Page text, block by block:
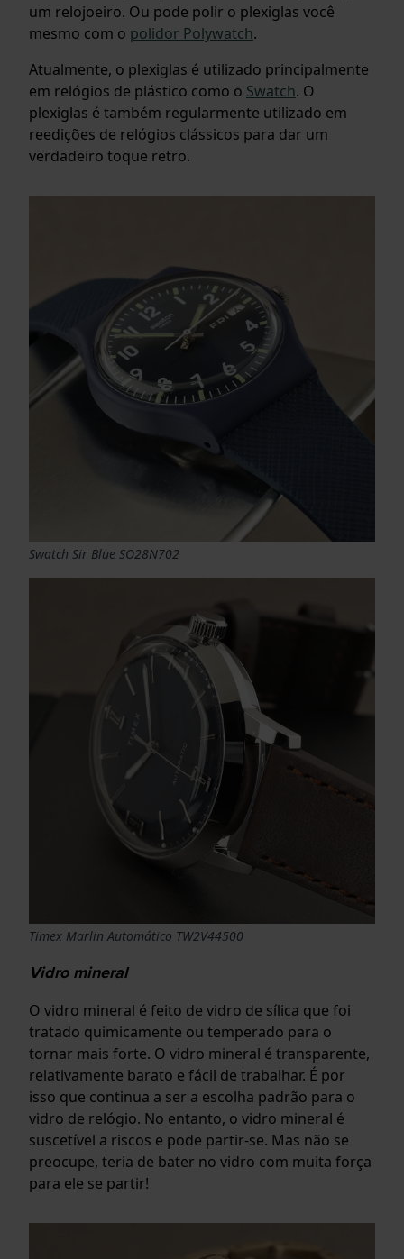
um relojoeiro. Ou pode polir o plexiglas você
mesmo com o polidor Polywatch.
Atualmente, o plexiglas é utilizado principalmente
em relógios de plástico como o Swatch. O
plexiglas é também regularmente utilizado em
reedições de relógios clássicos para dar um
verdadeiro toque retro.
Swatch Sir Blue SO28N702
Timex Marlin Automático TW2V44500
Vidro mineral
O vidro mineral é feito de vidro de sílica que foi
tratado quimicamente ou temperado para o
tornar mais forte. O vidro mineral é transparente,
relativamente barato e fácil de trabalhar. É por
isso que continua a ser a escolha padrão para o
vidro de relógio. No entanto, o vidro mineral é
suscetível a riscos e pode partir-se. Mas não se
preocupe, teria de bater no vidro com muita força
para ele se partir!